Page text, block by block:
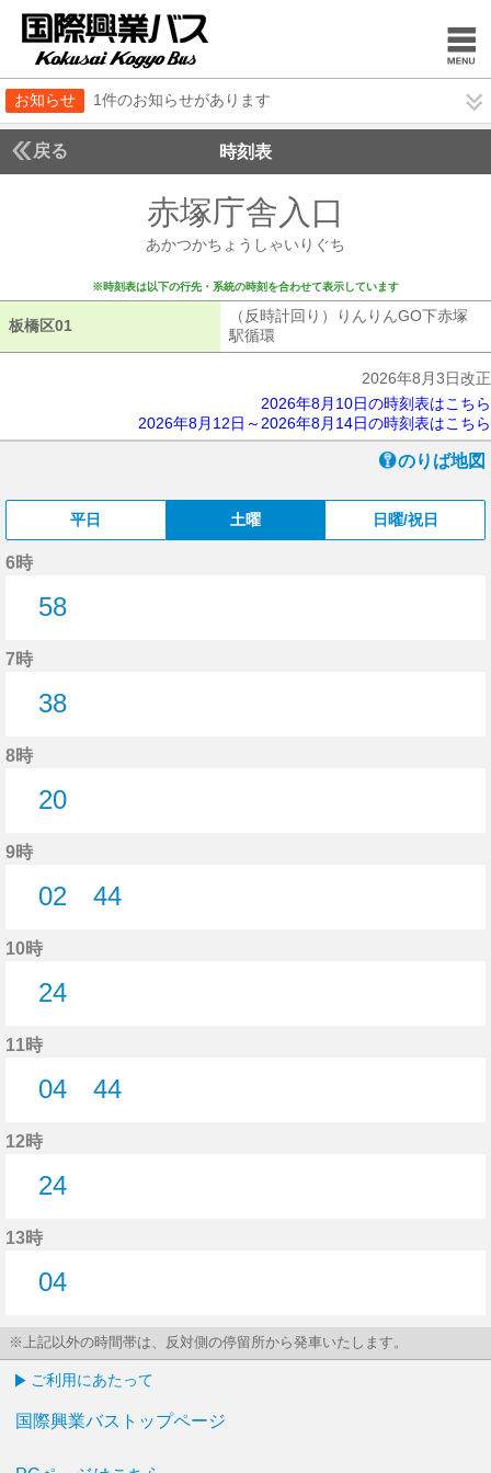
お知らせ 1件のお知らせがあります
戻る 時刻表
赤塚庁舎入口
あかつかちょうしゃいりぐち
※時刻表は以下の行先・系統の時刻を合わせて表示しています
板橋区01
（反時計回り）りんりんGO下赤塚
駅循環
2026年8月3日改正
2026年8月10日の時刻表はこちら
2026年8月12日～2026年8月14日の時刻表はこちら
のりば地図
平日 土曜 日曜/祝日
6時
58
7時
38
8時
20
9時
02
44
10時
24
11時
04
44
12時
24
13時
04
※上記以外の時間帯は、反対側の停留所から発車いたします。
ご利用にあたって
国際興業バストップページ